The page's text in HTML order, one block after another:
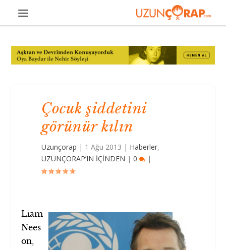
Çocuk şiddetini
görünür kılın
Uzunçorap | 1 Ağu 2013 | Haberler,
UZUNÇORAP’IN İÇİNDEN |0 |
Liam
Nees
on,